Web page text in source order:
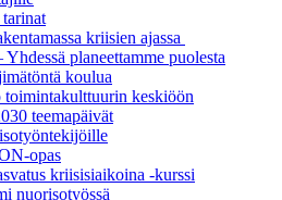
kriisien ajassa
planeettamme puolesta
koulua
toiminta­kulttuurin keskiöön
teemapäivät
opas
kriisisiaikoina -kurssi
nuorisotyössä